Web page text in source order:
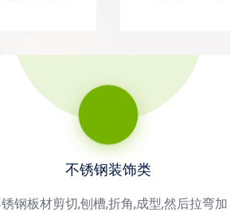
不锈钢装饰类
钢板材剪切,刨槽,折角,成型,然后拉弯加